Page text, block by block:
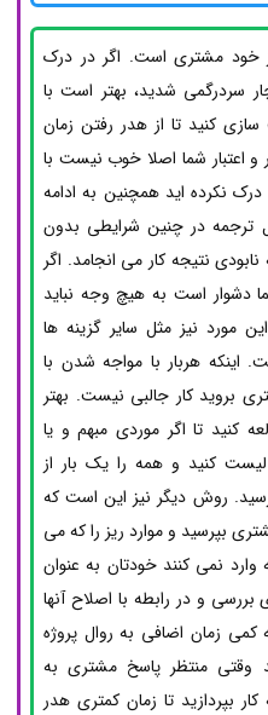
خود مشتری است. اگر در درک
سردرگمی شدید، بهتر است با
کنید تا از هدر رفتن زمان
اعتبار شما اصلا خوب نیست با
نکرده اید همچنین به ادامه
ترجمه در چنین شرایطی بدون
نتیجه کار می انجامد. اگر
دشوار است به هیچ وجه نباید
مورد نیز مثل سایر گزینه ها
اینکه هربار با مواجه شدن با
بروید کار جالبی نیست. بهتر
کنید تا اگر موردی مبهم و یا
کنید و همه را یک بار از
روش دیگر نیز این است که
بپرسید و موارد ریز را که می
نمی کنند خودتان به عنوان
و در رابطه با اصلاح آنها
زمان اضافی به روال پروژه
وقتی منتظر پاسخ مشتری به
بپردازید تا زمان کمتری هدر